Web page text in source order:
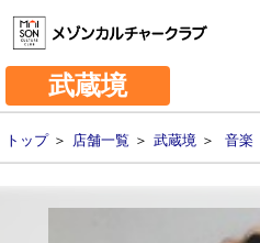
武蔵境
トップ＞ 店舗一覧 ＞ 武蔵境 ＞ 音楽